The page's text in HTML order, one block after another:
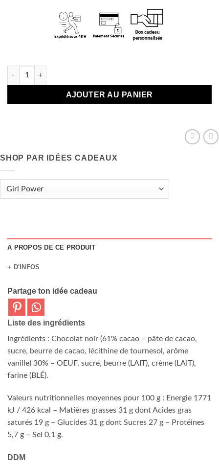
quantité de Fondant au chocolat à savourer devant un film
AJOUTER AU PANIER
SHOP PAR IDÉES CADEAUX
A PROPOS DE CE PRODUIT
+ D'INFOS
Partage ton idée cadeau
Liste des ingrédients
Ingrédients : Chocolat noir (61% cacao – pâte de cacao,
sucre, beurre de cacao, lécithine de tournesol, arôme
vanille) 30% – OEUF, sucre, beurre (LAIT), crème (LAIT),
farine (BLÉ).
Valeurs nutritionnelles moyennes pour 100 g : Energie 1771
kJ / 426 kcal – Matières grasses 31 g dont Acides gras
saturés 19 g – Glucides 31 g dont Sucres 27 g – Protéines
5,7 g – Sel 0,1 g.
DDM